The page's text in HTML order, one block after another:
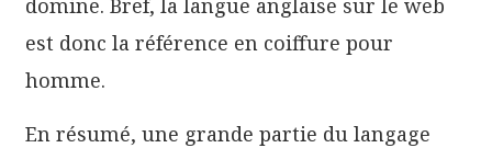
domine. Bref, la langue anglaise sur le web
est donc la référence en coiffure pour
homme.
En résumé, une grande partie du langage